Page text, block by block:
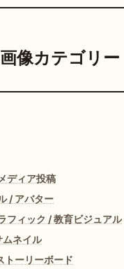
像カテゴリー
ディア投稿
/ アバター
フィック / 教育ビジュアル
ネイル
トーリーボード